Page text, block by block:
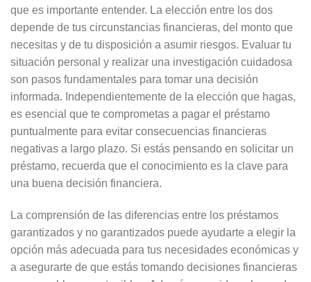
que es importante entender. La elección entre los dos
depende de tus circunstancias financieras, del monto que
necesitas y de tu disposición a asumir riesgos. Evaluar tu
situación personal y realizar una investigación cuidadosa
son pasos fundamentales para tomar una decisión
informada. Independientemente de la elección que hagas,
es esencial que te comprometas a pagar el préstamo
puntualmente para evitar consecuencias financieras
negativas a largo plazo. Si estás pensando en solicitar un
préstamo, recuerda que el conocimiento es la clave para
una buena decisión financiera.
La comprensión de las diferencias entre los préstamos
garantizados y no garantizados puede ayudarte a elegir la
opción más adecuada para tus necesidades económicas y
a asegurarte de que estás tomando decisiones financieras